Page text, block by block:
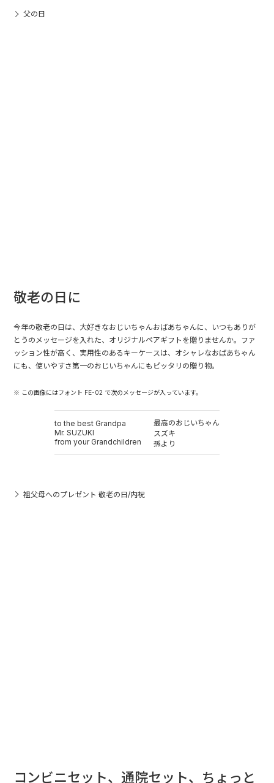
父の日
敬老の日に
今年の敬老の日は、大好きなおじいちゃんおばあちゃんに、いつもありが
とうのメッセージを入れた、オリジナルペアギフトを贈りませんか。ファ
ッション性が高く、実用性のあるキーケースは、オシャレなおばあちゃん
にも、使いやすさ第一のおじいちゃんにもピッタリの贈り物。
※ この画像にはフォント FE-02 で次のメッセージが入っています。
to the best Grandpa
Mr. SUZUKI
from your Grandchildren
最高のおじいちゃん
スズキ
孫より
祖父母へのプレゼント 敬老の日/内祝
コンビニセット、通院セット、ちょっと